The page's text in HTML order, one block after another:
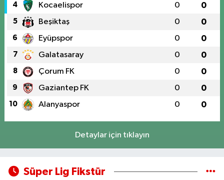
4 Kocaelispor 0 0
5 Beşiktaş 0 0
6 Eyüpspor 0 0
7 Galatasaray 0 0
8 Çorum FK 0 0
9 Gaziantep FK 0 0
10 Alanyaspor 0 0
Detaylar için tıklayın
Süper Lig Fikstür